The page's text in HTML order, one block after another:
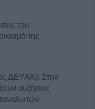
του
της
ΔΕΥΑΚ): Στην
αυξήσεις